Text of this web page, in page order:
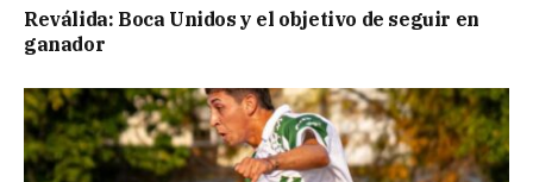
Reválida: Boca Unidos y el objetivo de seguir en
ganador